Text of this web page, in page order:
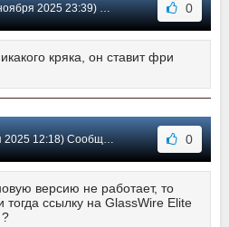
Гость Алекс (13 ноября 2025 23:39) Сообщение #740 0
кряка, он ставит фри
12:18) Сообщение #739 0
версию не работает, то
тогда ссылку на GlassWire Elite